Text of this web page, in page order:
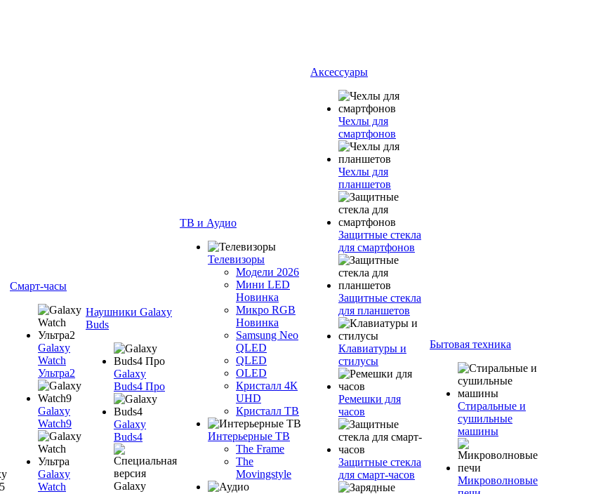
Смарт-часы
Galaxy
Watch
Ультра2
Galaxy
Watch9
Galaxy
Watch
Наушники Galaxy
Buds
Galaxy
Buds4 Про
Galaxy
Buds4
ТВ и Аудио
Телевизоры
Модели 2026
Мини LED
Новинка
Микро RGB
Новинка
Samsung Neo
QLED
QLED
OLED
Кристалл 4К
UHD
Кристалл ТВ
Интерьерные ТВ
The Frame
The
Movingstyle
Аксессуары
Чехлы для
смартфонов
Чехлы для
планшетов
Защитные стекла
для смартфонов
Защитные стекла
для планшетов
Клавиатуры и
стилусы
Ремешки для
часов
Защитные стекла
для смарт-часов
Бытовая техника
Стиральные и
сушильные
машины
Микроволновые